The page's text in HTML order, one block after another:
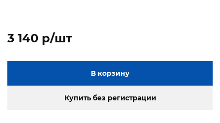
3 140 p/шт
В корзину
Купить без регистрации